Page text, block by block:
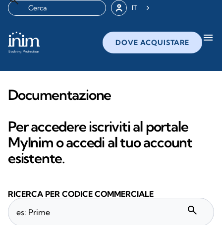
IT
DOVE ACQUISTARE menu
Documentazione
Per accedere iscriviti al portale
MyInim o accedi al tuo account
esistente.
RICERCA PER CODICE COMMERCIALE
search